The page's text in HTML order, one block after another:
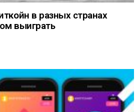
в разных странах
выиграть